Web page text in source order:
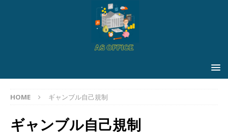
HOME ギャンブル自己規制
ギャンブル自己規制